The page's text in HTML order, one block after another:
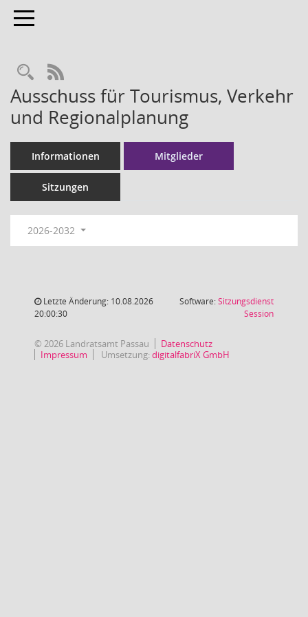
Toggle navigation
RSS-Feed
Ausschuss für Tourismus, Verkehr
und Regionalplanung
Informationen Mitglieder
Sitzungen
2026-2032
Letzte Änderung: 10.08.2026
20:00:30
Software:Sitzungsdienst
Session(Wird in
© 2026 Landratsamt Passau
Datenschutz
Impressum
Umsetzung:digitalfabriX GmbH